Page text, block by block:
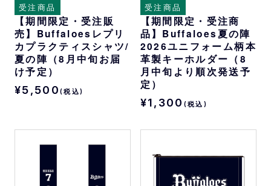
受注商品
【期間限定・受注販
売】Buffaloesレプリ
カプラクティスシャツ/
夏の陣（8月中旬お届
け予定）
¥5,500 (税込)
受注商品
【期間限定・受注商
品】Buffaloes夏の陣
2026ユニフォーム柄本
革製キーホルダー（8
月中旬より順次発送予
定）
¥1,300 (税込)